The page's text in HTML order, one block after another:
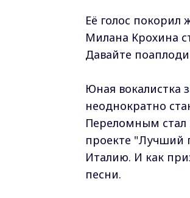
Её голос
Милана Крохина
Давайте
Юная вокалистка
неоднократно
Переломным стал
проекте "Лучший
Италию. И как
песни.